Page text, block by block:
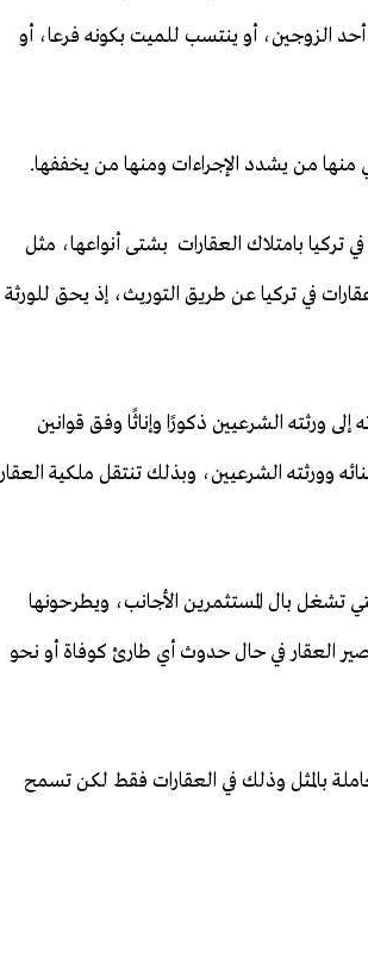
الزوجين، أو ينتسب للميت بكونه فرعا، أو
منها من يشدد الإجراءات ومنها من يخففها.
تركيا بامتلاك العقارات بشتى أنواعها، مثل
في تركيا عن طريق التوريث، إذ يحق للورثة
ورثته الشرعيين ذكورًا وإناثًا وفق قوانين
وورثته الشرعيين، وبذلك تنتقل ملكية العقار
تشغل بال المستثمرين الأجانب، ويطرحونها
لمصير العقار في حال حدوث أي طارئ كوفاة أو نحو
بالمثل وذلك في العقارات فقط لكن تسمح